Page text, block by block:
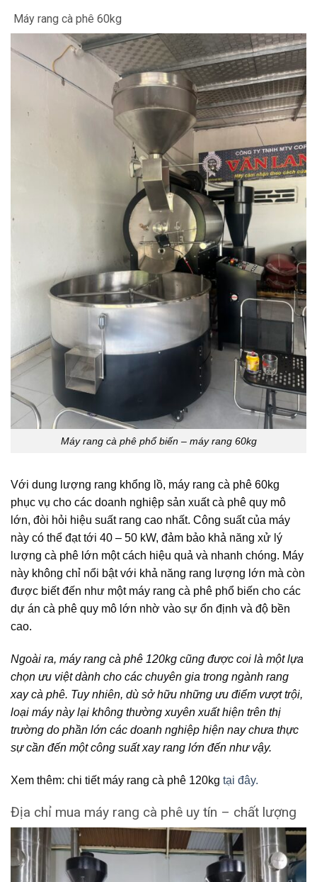
Máy rang cà phê 60kg
Máy rang cà phê phổ biến – máy rang 60kg
Với dung lượng rang khổng lồ, máy rang cà phê 60kg
phục vụ cho các doanh nghiệp sản xuất cà phê quy mô
lớn, đòi hỏi hiệu suất rang cao nhất. Công suất của máy
này có thể đạt tới 40 – 50 kW, đảm bảo khả năng xử lý
lượng cà phê lớn một cách hiệu quả và nhanh chóng. Máy
này không chỉ nổi bật với khả năng rang lượng lớn mà còn
được biết đến như một máy rang cà phê phổ biến cho các
dự án cà phê quy mô lớn nhờ vào sự ổn định và độ bền
cao.
Ngoài ra, máy rang cà phê 120kg cũng được coi là một lựa
chọn ưu việt dành cho các chuyên gia trong ngành rang
xay cà phê. Tuy nhiên, dù sở hữu những ưu điểm vượt trội,
loại máy này lại không thường xuyên xuất hiện trên thị
trường do phần lớn các doanh nghiệp hiện nay chưa thực
sự cần đến một công suất xay rang lớn đến như vậy.
Xem thêm: chi tiết máy rang cà phê 120kg tại đây.
Địa chỉ mua máy rang cà phê uy tín – chất lượng